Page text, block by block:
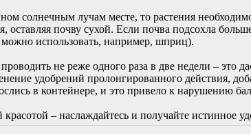
солнечным лучам месте, то растения
оставляя почву сухой. Если почва подсохла
использовать, например, шприц).
не реже одного раза в две недели – это
удобрений пролонгированного действия,
в контейнере, и это привело к нарушению
– наслаждайтесь и получайте истинное